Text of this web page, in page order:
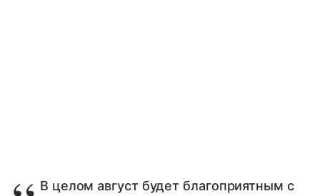
В целом август будет благоприятным с